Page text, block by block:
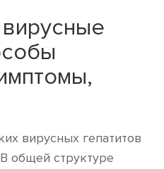
вирусных гепатитов
общей структуре